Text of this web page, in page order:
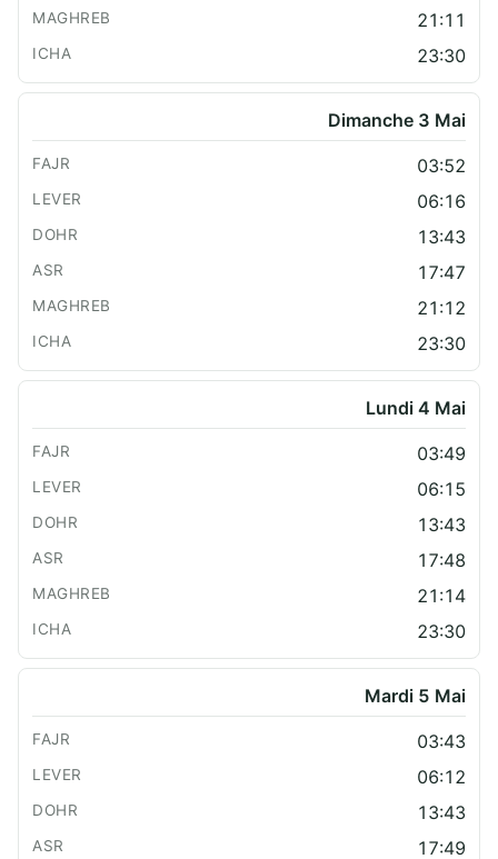
21:11
23:30
Dimanche 3 Mai
03:52
06:16
13:43
17:47
21:12
23:30
Lundi 4 Mai
03:49
06:15
13:43
17:48
21:14
23:30
Mardi 5 Mai
03:43
06:12
13:43
17:49